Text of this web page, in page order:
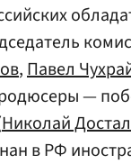
,Павел
—
Николай
в РФ